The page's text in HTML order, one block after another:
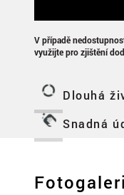
V případě
využijte pro zjištění
Dlouhá
Snadná